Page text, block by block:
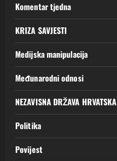
Komentar tjedna
KRIZA SAVJESTI
Medijska manipulacija
Međunarodni odnosi
NEZAVISNA DRŽAVA HRVATSKA
Politika
Povijest